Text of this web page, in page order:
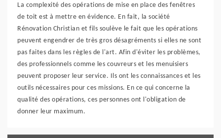
La complexité des opérations de mise en place des fenêtres
de toit est à mettre en évidence. En fait, la société
Rénovation Christian et fils soulève le fait que les opérations
peuvent engendrer de très gros désagréments si elles ne sont
pas faites dans les règles de l'art. Afin d'éviter les problèmes,
des professionnels comme les couvreurs et les menuisiers
peuvent proposer leur service. Ils ont les connaissances et les
outils nécessaires pour ces missions. En ce qui concerne la
qualité des opérations, ces personnes ont l'obligation de
donner leur maximum.